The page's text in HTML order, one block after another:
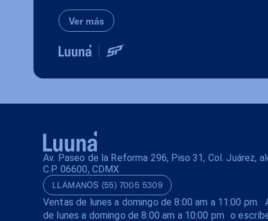
Ver más
Av. Paseo de la Reforma 296, Piso 31, Col. Juárez,
C.P. 06600, CDMX
LLÁMANOS (55) 7005 5309
Ventas de lunes a domingo de 8:00 am a 11:00 pm.
de lunes a domingo de 8:00 am a 10:00 pm o